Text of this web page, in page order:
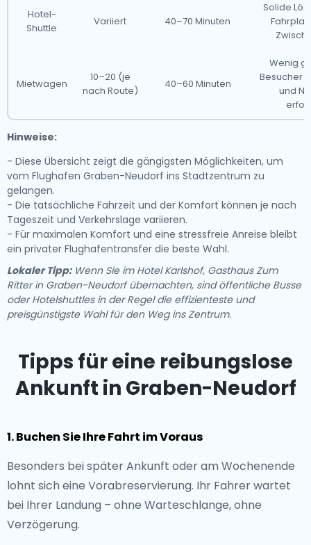
Hotel-
Shuttle
Variiert 40–70 Minuten
Solide
Mietwagen
10–20 (je
nach Route)
40–60 Minuten
Wenig
Besucher
und
Hinweise:
- Diese Übersicht zeigt die gängigsten Möglichkeiten, um
vom Flughafen Graben-Neudorf ins Stadtzentrum zu
gelangen.
- Die tatsächliche Fahrzeit und der Komfort können je nach
Tageszeit und Verkehrslage variieren.
- Für maximalen Komfort und eine stressfreie Anreise bleibt
ein privater Flughafentransfer die beste Wahl.
Lokaler Tipp:Wenn Sie im Hotel Karlshof, Gasthaus Zum
Ritter in Graben-Neudorf übernachten, sind öffentliche Busse
oder Hotelshuttles in der Regel die effizienteste und
preisgünstigste Wahl für den Weg ins Zentrum.
Tipps für eine reibungslose
Ankunft in Graben-Neudorf
1. Buchen Sie Ihre Fahrt im Voraus
Besonders bei später Ankunft oder am Wochenende
lohnt sich eine Vorabreservierung. Ihr Fahrer wartet
bei Ihrer Landung – ohne Warteschlange, ohne
Verzögerung.